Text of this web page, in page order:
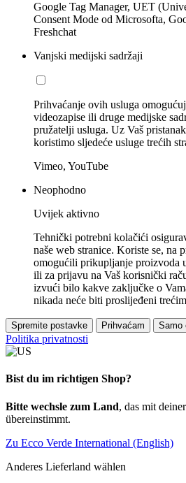
Google Tag Manager, UET
Consent Mode od Microsofta,
Freshchat
Vanjski medijski sadržaji
Prihvaćanje ovih usluga
videozapise ili druge medijske
pružatelji usluga. Uz Vaš
koristimo sljedeće usluge trećih
Vimeo, YouTube
Neophodno
Uvijek aktivno
Tehnički potrebni kolačići
naše web stranice. Koriste se, na
omogućili prikupljanje proizvoda
ili za prijavu na Vaš korisnički
izvući bilo kakve zaključke o
nikada neće biti proslijeđeni
Spremite postavke Prihvaćam Samo
Politika privatnosti
Bist du im richtigen Shop?
Bitte wechsle zum Land, das mit
übereinstimmt.
Zu Ecco Verde International (English)
Anderes Lieferland wählen